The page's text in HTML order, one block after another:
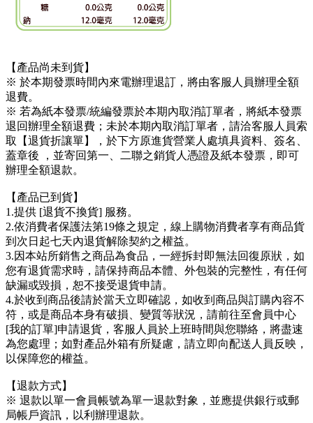
【產品尚未到貨】
※ 於本期發票時間內來電辦理退訂，將由客服人員辦理全額
退費。
※ 若為紙本發票/統編發票於本期內取消訂單者，將紙本發票
退回辦理全額退費；未於本期內取消訂單者，請洽客服人員索
取【退貨折讓單】，於下方原進貨營業人處填具資料、簽名、
蓋章後 ，並寄回第一、二聯之銷貨人憑證及紙本發票，即可
辦理全額退款。
【產品已到貨】
1.提供 [退貨不換貨] 服務。
2.依消費者保護法第19條之規定，線上購物消費者享有商品貨
到次日起七天內退貨解除契約之權益。
3.因本站所銷售之商品為食品，一經拆封即無法回復原狀，如
您有退貨需求時，請保持商品本體、外包裝的完整性，有任何
缺漏或毀損，恕不接受退貨申請。
4.於收到商品後請於當天立即確認，如收到商品與訂購內容不
符，或是商品本身有破損、變質等狀況，請前往至會員中心
[我的訂單]申請退貨，客服人員於上班時間與您聯絡，將盡速
為您處理；如對產品外箱有所疑慮，請立即向配送人員反映，
以保障您的權益。
【退款方式】
※ 退款以單一會員帳號為單一退款對象，並應提供銀行或郵
局帳戶資訊，以利辦理退款。